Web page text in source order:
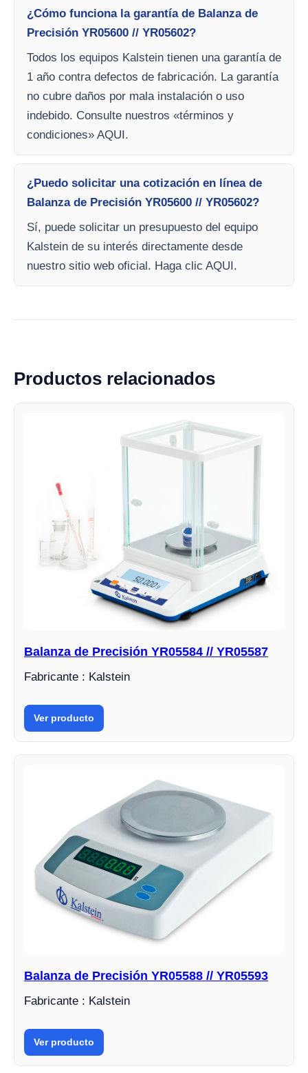
¿Cómo funciona la garantía de Balanza de
Precisión YR05600 // YR05602?
Todos los equipos Kalstein tienen una garantía de
1 año contra defectos de fabricación. La garantía
no cubre daños por mala instalación o uso
indebido. Consulte nuestros «términos y
condiciones» AQUI.
¿Puedo solicitar una cotización en línea de
Balanza de Precisión YR05600 // YR05602?
Sí, puede solicitar un presupuesto del equipo
Kalstein de su interés directamente desde
nuestro sitio web oficial. Haga clic AQUI.
Productos relacionados
Balanza de Precisión YR05584 // YR05587
Fabricante : Kalstein
Ver producto
Balanza de Precisión YR05588 // YR05593
Fabricante : Kalstein
Ver producto